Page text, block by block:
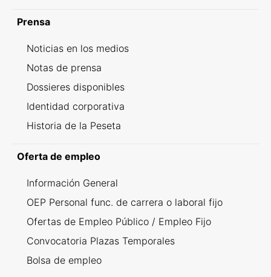
Prensa
Noticias en los medios
Notas de prensa
Dossieres disponibles
Identidad corporativa
Historia de la Peseta
Oferta de empleo
Información General
OEP Personal func. de carrera o laboral fijo
Ofertas de Empleo Público / Empleo Fijo
Convocatoria Plazas Temporales
Bolsa de empleo